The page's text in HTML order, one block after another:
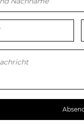
dieses Feld leer.